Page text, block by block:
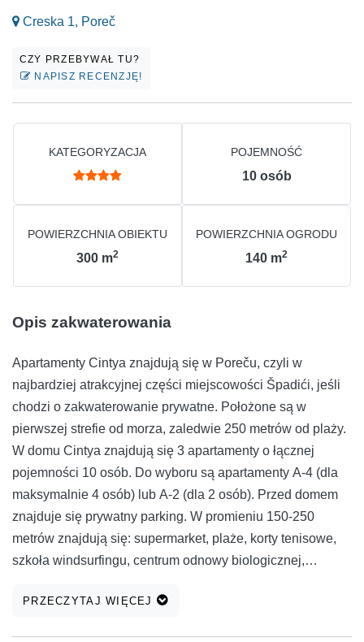
Creska 1, Poreč
CZY PRZEBYWAŁ TU?
NAPISZ RECENZJĘ!
KATEGORYZACJA POJEMNOŚĆ
10 osób
POWIERZCHNIA OBIEKTU
300 m2
POWIERZCHNIA OGRODU
140 m2
Opis zakwaterowania
Apartamenty Cintya znajdują się w Poreču, czyli w
najbardziej atrakcyjnej części miejscowości Špadići, jeśli
chodzi o zakwaterowanie prywatne. Położone są w
pierwszej strefie od morza, zaledwie 250 metrów od plaży.
W domu Cintya znajdują się 3 apartamenty o łącznej
pojemności 10 osób. Do wyboru są apartamenty A-4 (dla
maksymalnie 4 osób) lub A-2 (dla 2 osób). Przed domem
znajduje się prywatny parking. W promieniu 150-250
metrów znajdują się: supermarket, plaże, korty tenisowe,
szkoła windsurfingu, centrum odnowy biologicznej,
rowerów, skuter wodny, minigolf oraz mnóstwo natury i
PRZECZYTAJ WIĘCEJ